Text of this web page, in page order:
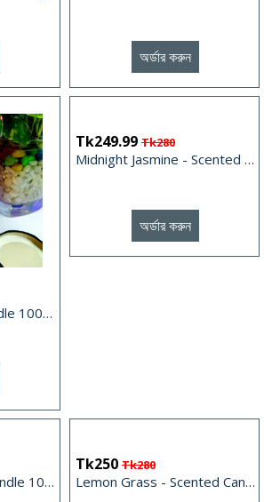
অর্ডার করুন
Rose - Scented Candle 100gm
Tk249.99 Tk280
Midnight Jasmine - Scented Candle 100gm
অর্ডার করুন
Lemon - Scented Candle 100gm
Tk250 Tk280
Lemon Grass - Scented Candle 100gm